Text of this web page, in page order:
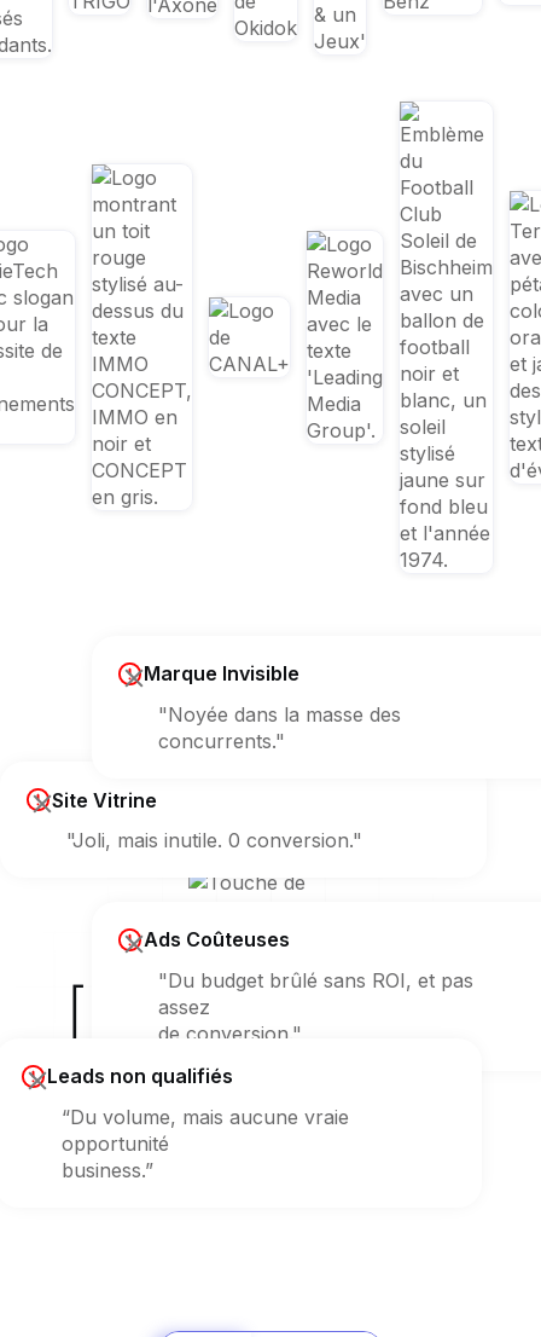
Ads Coûteuses
"Du budget brûlé sans ROI, et pas
assez
de conversion."
Leads non qualifiés
“Du volume, mais aucune vraie
opportunité
business.”
Site Vitrine
"Joli, mais inutile. 0 conversion."
Marque Invisible
"Noyée dans la masse des
concurrents."
[ Erreur 404 ]
sur votre croissance ?